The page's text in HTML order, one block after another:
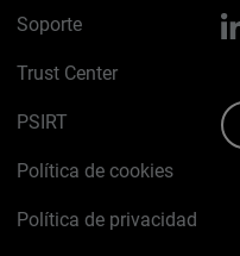
Soporte
Trust Center
PSIRT
Política de cookies
Política de privacidad